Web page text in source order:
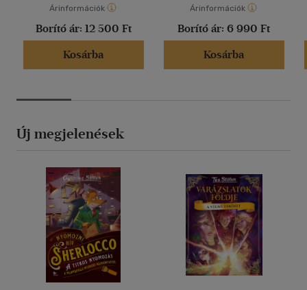
Árinformációk
Borító ár: 12 500 Ft
Kosárba
Árinformációk
Borító ár: 6 990 Ft
Kosárba
Új megjelenések